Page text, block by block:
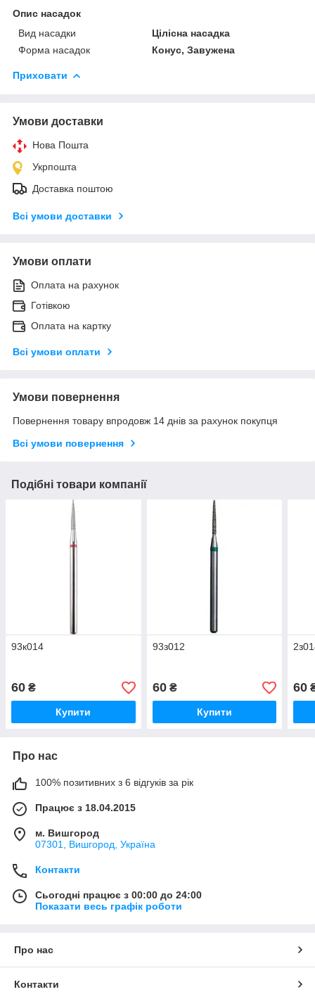
Опис насадок
Вид насадки
Цілісна насадка
Форма насадок
Конус, Завужена
Приховати
Умови доставки
Нова Пошта
Укрпошта
Доставка поштою
Всі умови доставки
Умови оплати
Оплата на рахунок
Готівкою
Оплата на картку
Всі умови оплати
Умови повернення
Повернення товару впродовж 14 днів за рахунок покупця
Всі умови повернення
Подібні товари компанії
93к014
60 ₴
Купити
93з012
60₴
Купити
60
Про нас
100% позитивних з 6 відгуків за рік
Працює з 18.04.2015
м. Вишгород
07301, Вишгород, Україна
Контакти
Сьогодні працює з 00:00 до 24:00
Показати весь графік роботи
Про нас
Контакти